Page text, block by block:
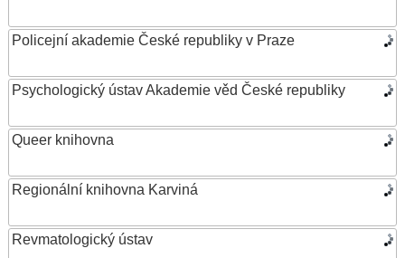
Policejní akademie České republiky v Praze
Psychologický ústav Akademie věd České republiky
Queer knihovna
Regionální knihovna Karviná
Revmatologický ústav